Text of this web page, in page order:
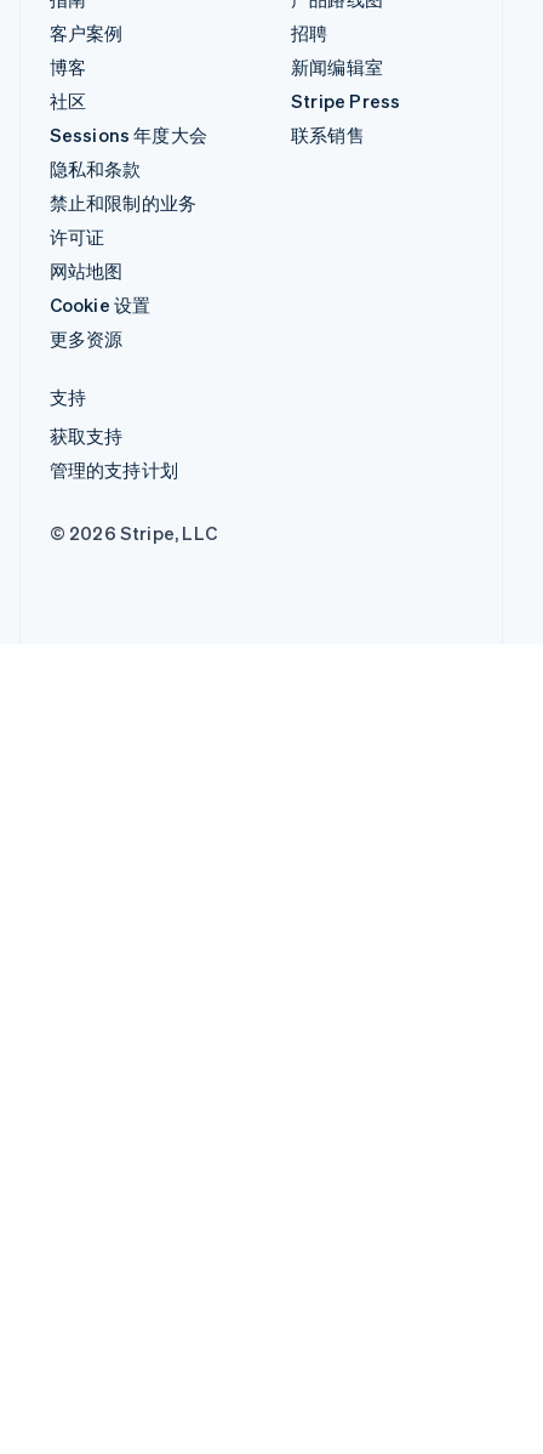
客户案例
博客
社区
Sessions 年度大会
隐私和条款
禁止和限制的业务
许可证
网站地图
Cookie 设置
更多资源
招聘
新闻编辑室
Stripe Press
联系销售
支持
获取支持
管理的支持计划
© 2026 Stripe, LLC